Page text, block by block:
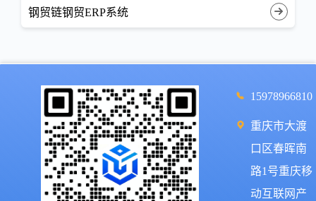
钢贸链钢贸ERP系统
15978966810
重庆市大渡
口区春晖南
路1号重庆移
动互联网产